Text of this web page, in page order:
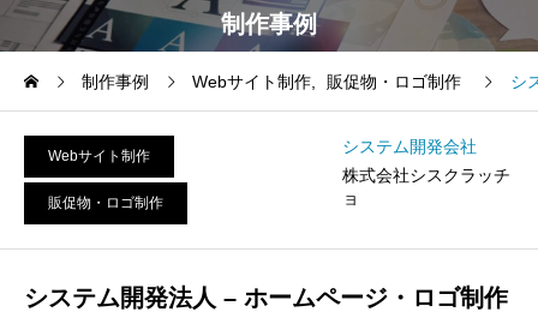
制作事例
制作事例 Webサイト制作 販促物・ロゴ制作 シ
Webサイト制作
販促物・ロゴ制作
システム開発会社
株式会社シスクラッチ
ョ
システム開発法人 – ホームページ・ロゴ制作